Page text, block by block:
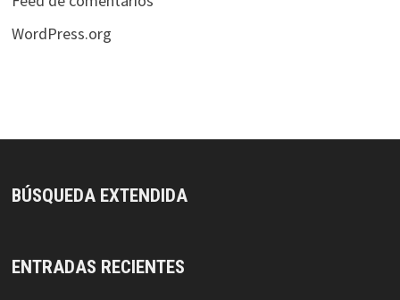
WordPress.org
BÚSQUEDA EXTENDIDA
ENTRADAS RECIENTES